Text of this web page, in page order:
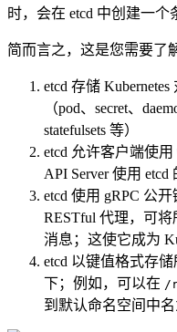
时，会在 etcd 中创建一个
简而言之，这是您需要了
etcd 存储
（pod、secret、
statefulsets 等）
etcd 允许客户端使用
API Server 使用
etcd 使用 gRPC 公开
RESTful 代理，可将
消息；这使它成为
etcd 以键值格式存
下；例如，可以在 /
到默认命名空间中